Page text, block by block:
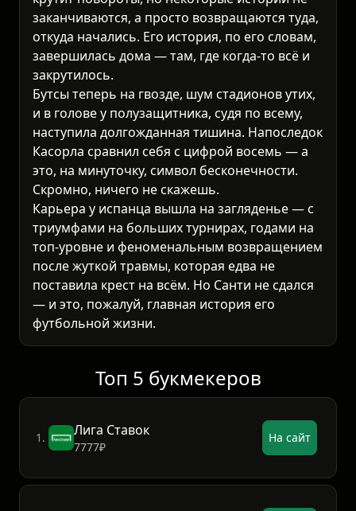
заканчиваются, а просто возвращаются туда,
откуда начались. Его история, по его словам,
завершилась дома — там, где когда-то всё и
закрутилось.
Бутсы теперь на гвозде, шум стадионов утих,
и в голове у полузащитника, судя по всему,
наступила долгожданная тишина. Напоследок
Касорла сравнил себя с цифрой восемь — а
это, на минуточку, символ бесконечности.
Скромно, ничего не скажешь.
Карьера у испанца вышла на загляденье — с
триумфами на больших турнирах, годами на
топ-уровне и феноменальным возвращением
после жуткой травмы, которая едва не
поставила крест на всём. Но Санти не сдался
— и это, пожалуй, главная история его
футбольной жизни.
Топ 5 букмекеров
1. Лига Ставок
7777₽
На сайт